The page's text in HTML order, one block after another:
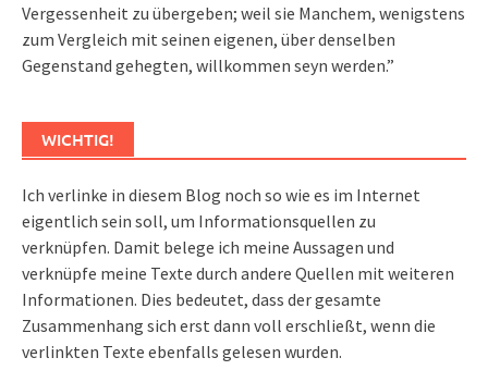
Vergessenheit zu übergeben; weil sie Manchem, wenigstens
zum Vergleich mit seinen eigenen, über denselben
Gegenstand gehegten, willkommen seyn werden.”
WICHTIG!
Ich verlinke in diesem Blog noch so wie es im Internet
eigentlich sein soll, um Informationsquellen zu
verknüpfen. Damit belege ich meine Aussagen und
verknüpfe meine Texte durch andere Quellen mit weiteren
Informationen. Dies bedeutet, dass der gesamte
Zusammenhang sich erst dann voll erschließt, wenn die
verlinkten Texte ebenfalls gelesen wurden.